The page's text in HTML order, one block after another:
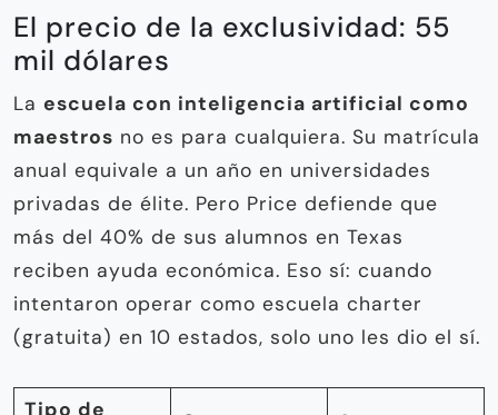
El precio de la exclusividad: 55
mil dólares
La escuela con inteligencia artificial como
maestros no es para cualquiera. Su matrícula
anual equivale a un año en universidades
privadas de élite. Pero Price defiende que
más del 40% de sus alumnos en Texas
reciben ayuda económica. Eso sí: cuando
intentaron operar como escuela charter
(gratuita) en 10 estados, solo uno les dio el sí.
Tipo de